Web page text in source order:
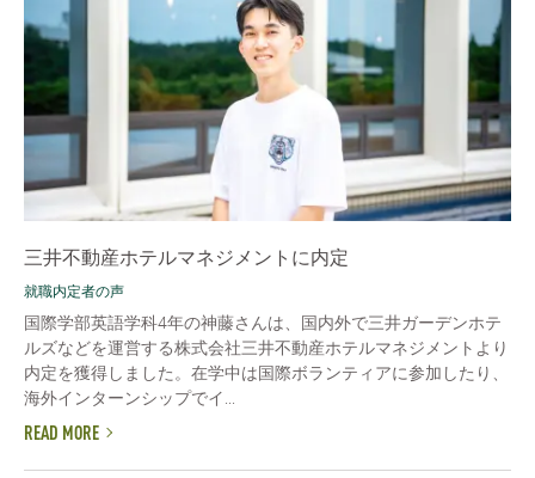
三井不動産ホテルマネジメントに内定
就職内定者の声
国際学部英語学科4年の神藤さんは、国内外で三井ガーデンホテ
ルズなどを運営する株式会社三井不動産ホテルマネジメントより
内定を獲得しました。在学中は国際ボランティアに参加したり、
海外インターンシップでイ...
READ MORE